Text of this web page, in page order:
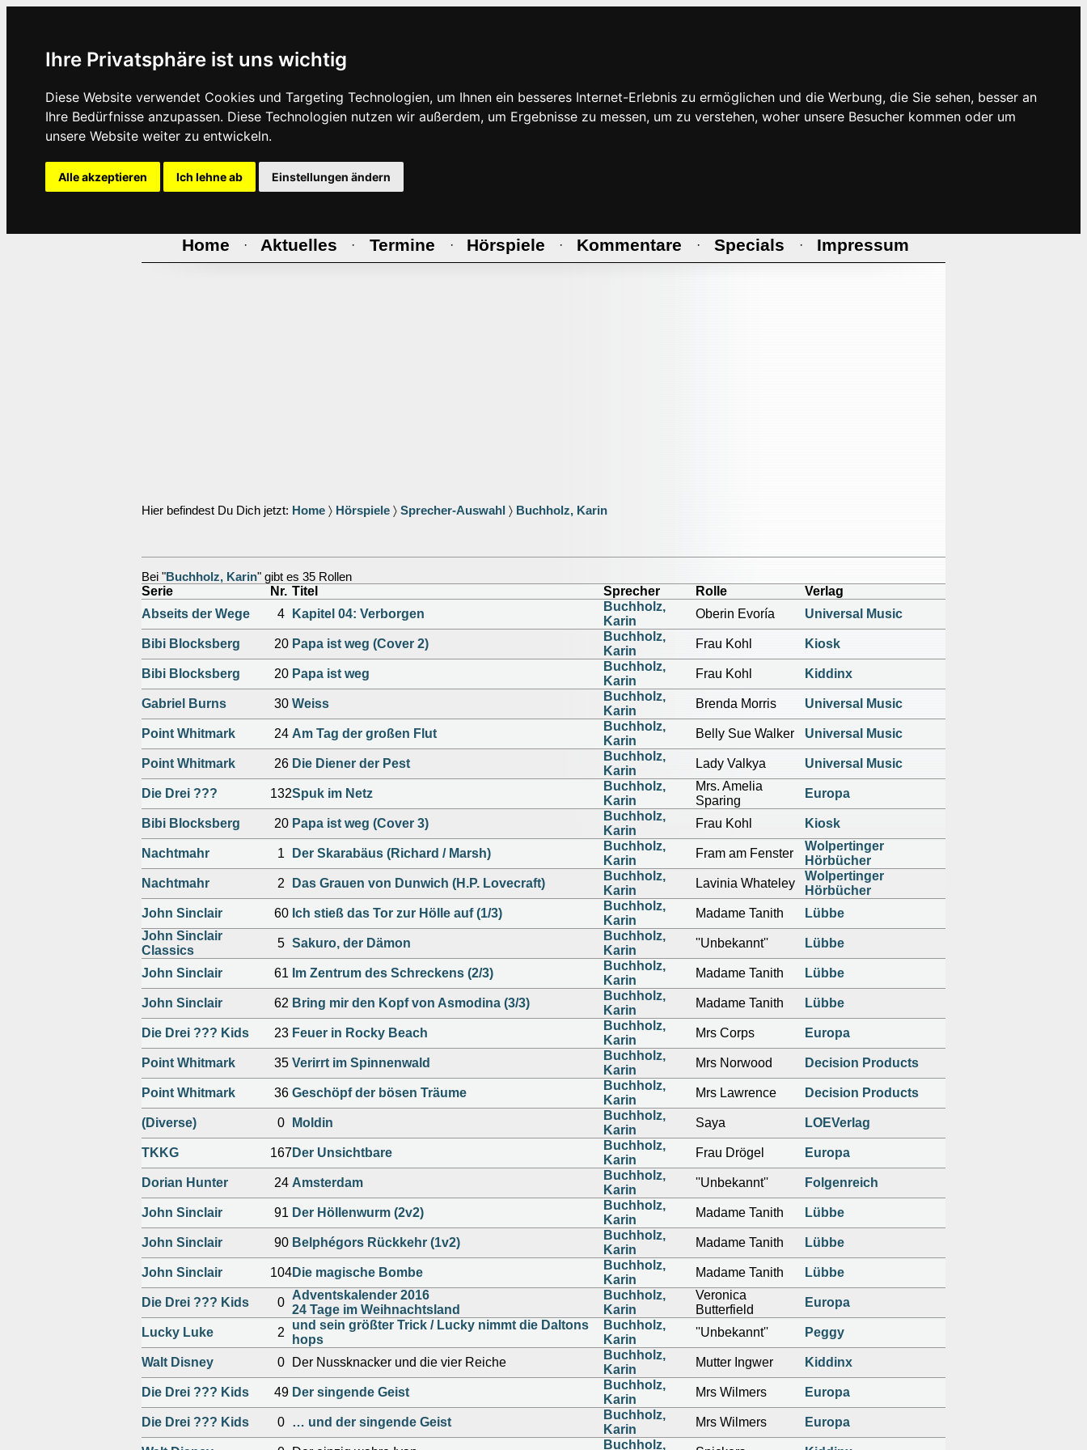
Ihre Privatsphäre ist uns wichtig
Diese Website verwendet Cookies und Targeting Technologien, um Ihnen ein besseres Internet-Erlebnis zu ermöglichen und die Werbung, die Sie sehen, besser an
Ihre Bedürfnisse anzupassen. Diese Technologien nutzen wir außerdem, um Ergebnisse zu messen, um zu verstehen, woher unsere Besucher kommen oder um
unsere Website weiter zu entwickeln.
Alle akzeptieren Ich lehne ab Einstellungen ändern
Home · Aktuelles · Termine · Hörspiele · Kommentare · Specials · Impressum
Hier befindest Du Dich jetzt: Home 〉 Hörspiele 〉 Sprecher-Auswahl 〉 Buchholz, Karin
Bei "Buchholz, Karin" gibt es 35 Rollen
Serie Nr. Titel Sprecher Rolle
Verlag
Abseits der Wege
4 Kapitel 04: Verborgen
Buchholz,
Karin
Oberin Evoría Universal Music
Bibi Blocksberg 20 Papa ist weg (Cover 2)
Buchholz,
Karin
Frau Kohl Kiosk
Bibi Blocksberg 20 Papa ist weg
Buchholz,
Karin
Frau Kohl Kiddinx
Gabriel Burns 30 Weiss
Buchholz,
Karin
Brenda Morris Universal Music
Point Whitmark 24 Am Tag der großen Flut
Buchholz,
Karin
Belly Sue Walker Universal Music
Point Whitmark 26 Die Diener der Pest
Buchholz,
Karin
Lady Valkya Universal Music
Die Drei ??? 132Spuk im Netz
Buchholz,
Karin
Mrs. Amelia
Sparing
Europa
Bibi Blocksberg 20 Papa ist weg (Cover 3)
Buchholz,
Karin
Frau Kohl Kiosk
Nachtmahr 1 Der Skarabäus (Richard / Marsh)
Buchholz,
Karin
Fram am Fenster
Wolpertinger
Hörbücher
Nachtmahr
2 Das Grauen von Dunwich (H.P. Lovecraft)
Buchholz,
Karin
Lavinia Whateley
Wolpertinger
Hörbücher
John Sinclair
60 Ich stieß das Tor zur Hölle auf (1/3)
Buchholz,
Karin
Madame Tanith
Lübbe
John Sinclair
Classics
5 Sakuro, der Dämon
Buchholz,
Karin
''Unbekannt'' Lübbe
John Sinclair 61 Im Zentrum des Schreckens (2/3)
Buchholz,
Karin
Madame Tanith Lübbe
John Sinclair 62 Bring mir den Kopf von Asmodina (3/3)
Buchholz,
Karin
Madame Tanith Lübbe
Die Drei ??? Kids 23 Feuer in Rocky Beach
Buchholz,
Karin
Mrs Corps Europa
Point Whitmark 35 Verirrt im Spinnenwald
Buchholz,
Karin
Mrs Norwood Decision Products
Point Whitmark 36 Geschöpf der bösen Träume
Buchholz,
Karin
Mrs Lawrence Decision Products
(Diverse) 0 Moldin
Buchholz,
Karin
Saya LOEVerlag
TKKG 167 Der Unsichtbare
Buchholz,
Karin
Frau Drögel Europa
Dorian Hunter 24 Amsterdam
Buchholz,
Karin
''Unbekannt'' Folgenreich
John Sinclair 91 Der Höllenwurm (2v2)
Buchholz,
Karin
Madame Tanith Lübbe
John Sinclair 90 Belphégors Rückkehr (1v2)
Buchholz,
Karin
Madame Tanith Lübbe
John Sinclair 104Die magische Bombe
Buchholz,
Karin
Madame Tanith Lübbe
Die Drei ??? Kids 0
Adventskalender 2016
24 Tage im Weihnachtsland
Buchholz,
Karin
Veronica
Butterfield
Europa
Lucky Luke 2
und sein größter Trick / Lucky nimmt die Daltons
hops
Buchholz,
Karin
''Unbekannt'' Peggy
Walt Disney 0 Der Nussknacker und die vier Reiche
Buchholz,
Karin
Mutter Ingwer Kiddinx
Die Drei ??? Kids 49 Der singende Geist
Buchholz,
Karin
Mrs Wilmers Europa
Die Drei ??? Kids 0 … und der singende Geist
Buchholz,
Karin
Mrs Wilmers Europa
Buchholz,